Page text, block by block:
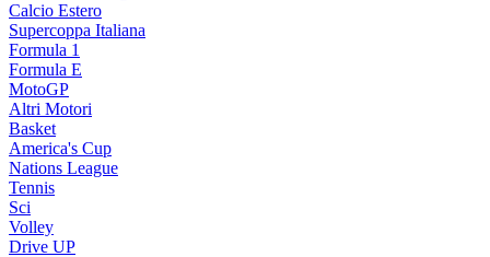
Calcio Estero
Supercoppa Italiana
Formula 1
Formula E
MotoGP
Altri Motori
Basket
America's Cup
Nations League
Tennis
Sci
Volley
Drive UP